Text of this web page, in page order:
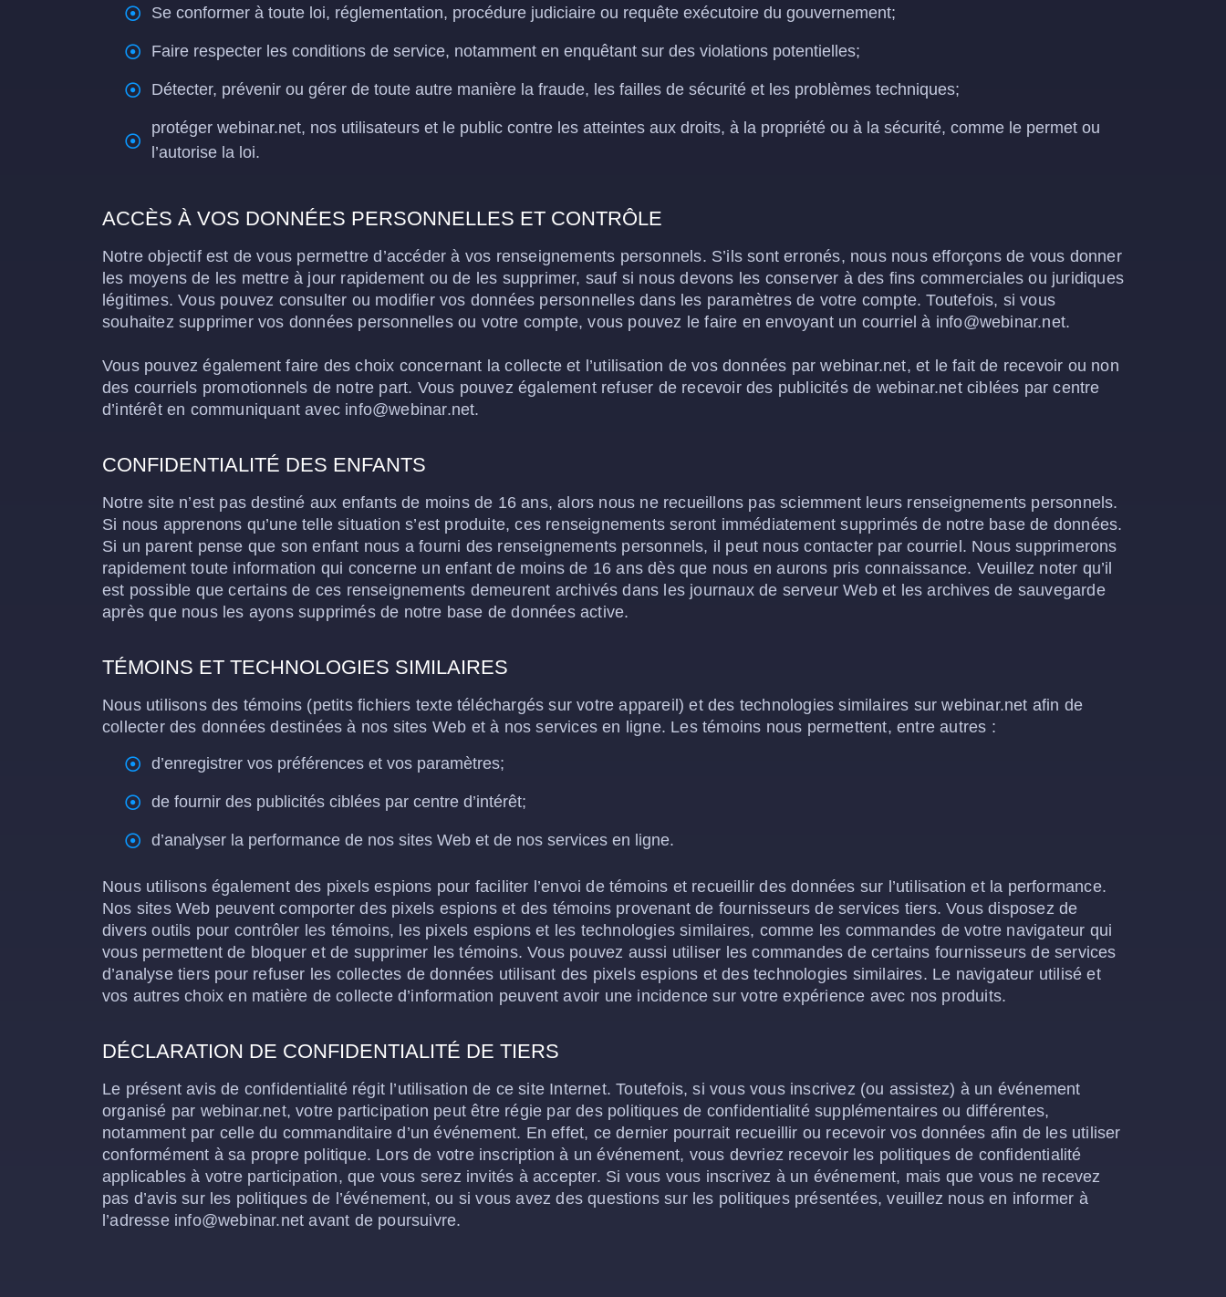
Se conformer à toute loi, réglementation, procédure judiciaire ou requête exécutoire du gouvernement;
Faire respecter les conditions de service, notamment en enquêtant sur des violations potentielles;
Détecter, prévenir ou gérer de toute autre manière la fraude, les failles de sécurité et les problèmes techniques;
protéger webinar.net, nos utilisateurs et le public contre les atteintes aux droits, à la propriété ou à la sécurité, comme le permet ou
l’autorise la loi.
ACCÈS À VOS DONNÉES PERSONNELLES ET CONTRÔLE
Notre objectif est de vous permettre d’accéder à vos renseignements personnels. S’ils sont erronés, nous nous efforçons de vous donner
les moyens de les mettre à jour rapidement ou de les supprimer, sauf si nous devons les conserver à des fins commerciales ou juridiques
légitimes. Vous pouvez consulter ou modifier vos données personnelles dans les paramètres de votre compte. Toutefois, si vous
souhaitez supprimer vos données personnelles ou votre compte, vous pouvez le faire en envoyant un courriel à info@webinar.net.
Vous pouvez également faire des choix concernant la collecte et l’utilisation de vos données par webinar.net, et le fait de recevoir ou non
des courriels promotionnels de notre part. Vous pouvez également refuser de recevoir des publicités de webinar.net ciblées par centre
d’intérêt en communiquant avec info@webinar.net.
CONFIDENTIALITÉ DES ENFANTS
Notre site n’est pas destiné aux enfants de moins de 16 ans, alors nous ne recueillons pas sciemment leurs renseignements personnels.
Si nous apprenons qu’une telle situation s’est produite, ces renseignements seront immédiatement supprimés de notre base de données.
Si un parent pense que son enfant nous a fourni des renseignements personnels, il peut nous contacter par courriel. Nous supprimerons
rapidement toute information qui concerne un enfant de moins de 16 ans dès que nous en aurons pris connaissance. Veuillez noter qu’il
est possible que certains de ces renseignements demeurent archivés dans les journaux de serveur Web et les archives de sauvegarde
après que nous les ayons supprimés de notre base de données active.
TÉMOINS ET TECHNOLOGIES SIMILAIRES
Nous utilisons des témoins (petits fichiers texte téléchargés sur votre appareil) et des technologies similaires sur webinar.net afin de
collecter des données destinées à nos sites Web et à nos services en ligne. Les témoins nous permettent, entre autres :
d’enregistrer vos préférences et vos paramètres;
de fournir des publicités ciblées par centre d’intérêt;
d’analyser la performance de nos sites Web et de nos services en ligne.
Nous utilisons également des pixels espions pour faciliter l’envoi de témoins et recueillir des données sur l’utilisation et la performance.
Nos sites Web peuvent comporter des pixels espions et des témoins provenant de fournisseurs de services tiers. Vous disposez de
divers outils pour contrôler les témoins, les pixels espions et les technologies similaires, comme les commandes de votre navigateur qui
vous permettent de bloquer et de supprimer les témoins. Vous pouvez aussi utiliser les commandes de certains fournisseurs de services
d’analyse tiers pour refuser les collectes de données utilisant des pixels espions et des technologies similaires. Le navigateur utilisé et
vos autres choix en matière de collecte d’information peuvent avoir une incidence sur votre expérience avec nos produits.
DÉCLARATION DE CONFIDENTIALITÉ DE TIERS
Le présent avis de confidentialité régit l’utilisation de ce site Internet. Toutefois, si vous vous inscrivez (ou assistez) à un événement
organisé par webinar.net, votre participation peut être régie par des politiques de confidentialité supplémentaires ou différentes,
notamment par celle du commanditaire d’un événement. En effet, ce dernier pourrait recueillir ou recevoir vos données afin de les utiliser
conformément à sa propre politique. Lors de votre inscription à un événement, vous devriez recevoir les politiques de confidentialité
applicables à votre participation, que vous serez invités à accepter. Si vous vous inscrivez à un événement, mais que vous ne recevez
pas d’avis sur les politiques de l’événement, ou si vous avez des questions sur les politiques présentées, veuillez nous en informer à
l’adresse info@webinar.net avant de poursuivre.